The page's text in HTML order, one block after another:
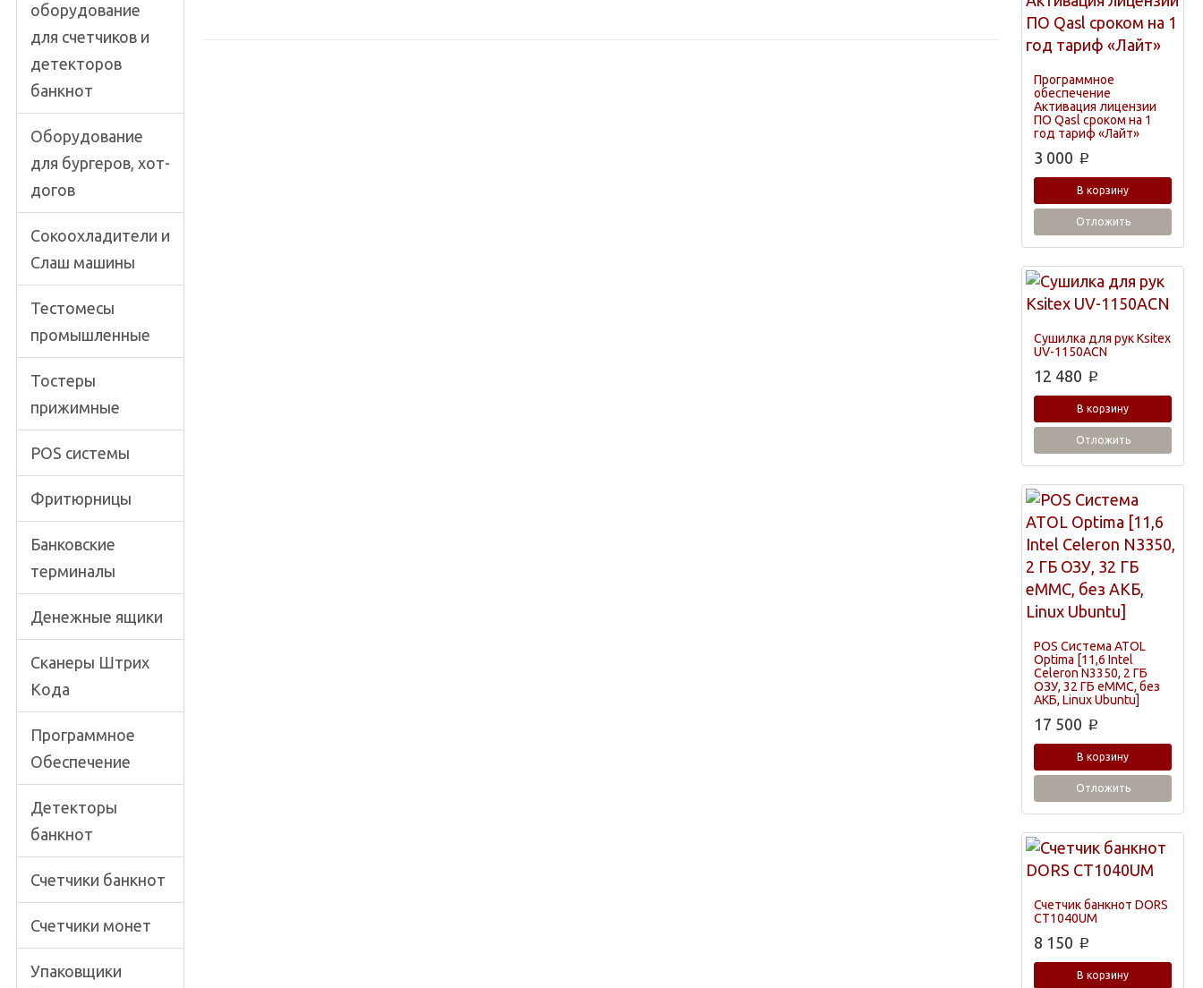
оборудование
для счетчиков и
детекторов
банкнот
Оборудование
для бургеров, хот-
догов
Сокоохладители и
Слаш машины
Тестомесы
промышленные
Тостеры
прижимные
POS системы
Фритюрницы
Банковские
терминалы
Денежные ящики
Сканеры Штрих
Кода
Программное
Обеспечение
Детекторы
банкнот
Счетчики банкнот
Счетчики монет
Упаковщики
Программное
обеспечение
Активация лицензии
ПО Qasl сроком на 1
год тариф «Лайт»
3 000 p
В корзину
Отложить
Сушилка для рук Ksitex
UV-1150ACN
12 480 p
В корзину
Отложить
POS Система ATOL
Optima [11,6 Intel
Celeron N3350, 2 ГБ
ОЗУ, 32 ГБ eMMC, без
АКБ, Linux Ubuntu]
17 500 p
В корзину
Отложить
Счетчик банкнот DORS
CT1040UM
8 150 p
В корзину